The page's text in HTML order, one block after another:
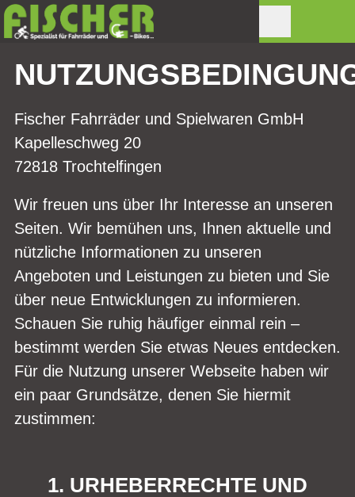
Fischer Fahrräder und Spielwaren GmbH
Kapelleschweg 20
72818 Trochtelfingen
Wir freuen uns über Ihr Interesse an unseren
Seiten. Wir bemühen uns, Ihnen aktuelle und
nützliche Informationen zu unseren
Angeboten und Leistungen zu bieten und Sie
über neue Entwicklungen zu informieren.
Schauen Sie ruhig häufiger einmal rein –
bestimmt werden Sie etwas Neues entdecken.
Für die Nutzung unserer Webseite haben wir
ein paar Grundsätze, denen Sie hiermit
zustimmen:
1. URHEBERRECHTE UND